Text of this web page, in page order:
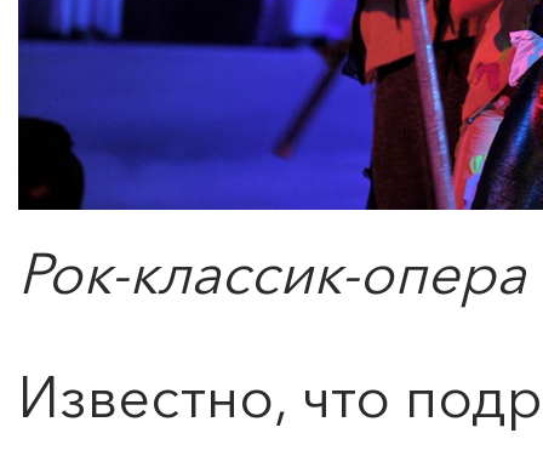
Рок-классик-опера
Известно, что